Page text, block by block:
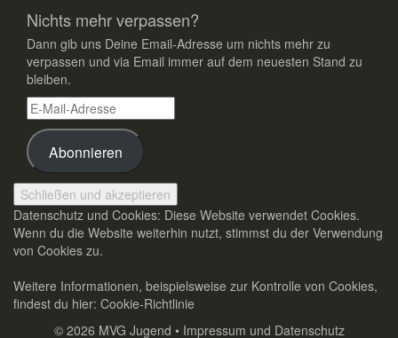
Nichts mehr verpassen?
Dann gib uns Deine Email-Adresse um nichts mehr zu
verpassen und via Email immer auf dem neuesten Stand zu
bleiben.
E-Mail-Adresse
Abonnieren
Datenschutz und Cookies: Diese Website verwendet Cookies.
Wenn du die Website weiterhin nutzt, stimmst du der Verwendung
von Cookies zu.
Weitere Informationen, beispielsweise zur Kontrolle von Cookies,
findest du hier: Cookie-Richtlinie
© 2026 MVG Jugend • Impressum und Datenschutz